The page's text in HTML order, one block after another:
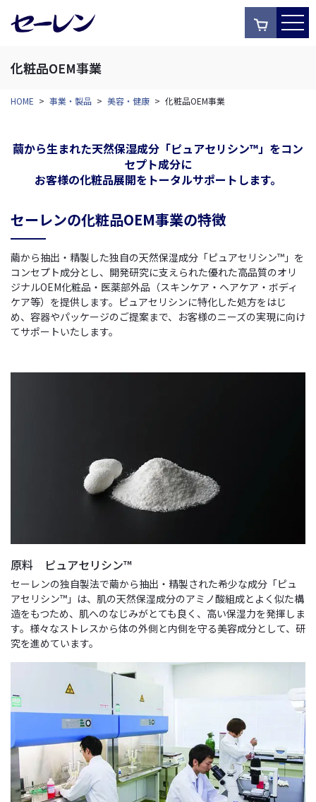
化粧品OEM事業
HOME > 事業・製品 > 美容・健康 > 化粧品OEM事業
繭から生まれた天然保湿成分「ピュアセリシン™」をコン
セプト成分に
お客様の化粧品展開をトータルサポートします。
セーレンの化粧品OEM事業の特徴
繭から抽出・精製した独自の天然保湿成分「ピュアセリシン™」を
コンセプト成分とし、開発研究に支えられた優れた高品質のオリ
ジナルOEM化粧品・医薬部外品（スキンケア・ヘアケア・ボディ
ケア等）を提供します。ピュアセリシンに特化した処方をはじ
め、容器やパッケージのご提案まで、お客様のニーズの実現に向け
てサポートいたします。
原料 ピュアセリシン™
セーレンの独自製法で繭から抽出・精製された希少な成分「ピュ
アセリシン™」は、肌の天然保湿成分のアミノ酸組成とよく似た構
造をもつため、肌へのなじみがとても良く、高い保湿力を発揮しま
す。様々なストレスから体の外側と内側を守る美容成分として、研
究を進めています。